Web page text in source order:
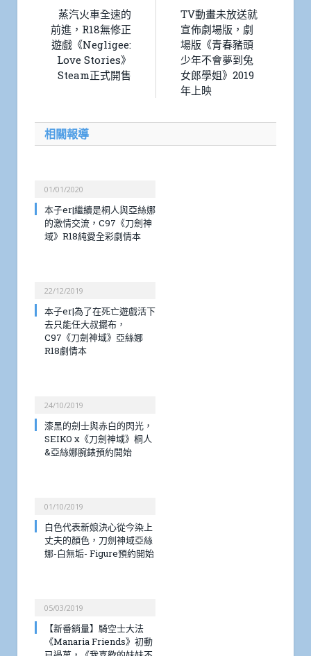
蒸汽火車全速的
前進，R18無修正
遊戲《Negligee:
Love Stories》
Steam正式開售
TV動畫未放送就
宣佈劇場版，劇
場版《青春豬頭
少年不會夢到兔
女郎學姐》2019
年上映
相關報導
01/01/2020
本子er|繼續是桐人與亞絲娜
的激情交流，C97《刀劍神
域》R18純愛全彩劇情本
22/12/2019
本子er|為了在死亡遊戲活下
去只能任大叔擺布，
C97《刀劍神域》亞絲娜
R18劇情本
24/10/2019
漆黑的劍士與赤白的閃光，
SEIKO x《刀劍神域》桐人
&亞絲娜腕錶預約開始
01/10/2019
白色代表新娘決心從今染上
丈夫的顏色，刀劍神域亞絲
娜-白無垢- Figure預約開始
05/03/2019
【新番銷量】騎空士大法
《Manaria Friends》初動